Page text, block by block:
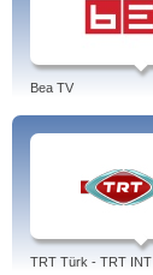
Bea TV
TRT Türk - TRT INT